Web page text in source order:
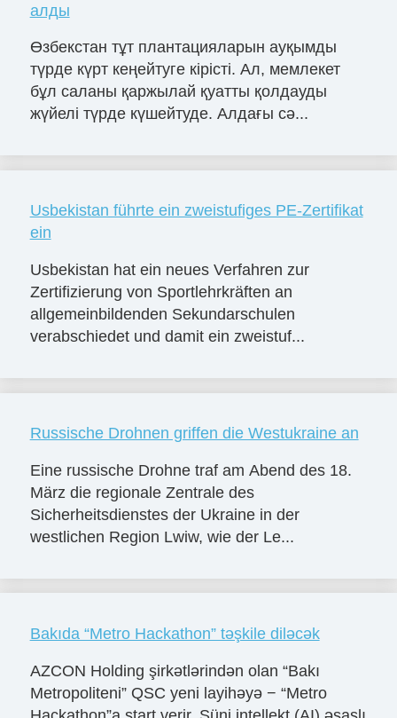
алды
Өзбекстан тұт плантацияларын ауқымды
түрде күрт кеңейтуге кірісті. Ал, мемлекет
бұл саланы қаржылай қуатты қолдауды
жүйелі түрде күшейтуде. Алдағы сә...
Usbekistan führte ein zweistufiges PE-Zertifikat
ein
Usbekistan hat ein neues Verfahren zur
Zertifizierung von Sportlehrkräften an
allgemeinbildenden Sekundarschulen
verabschiedet und damit ein zweistuf...
Russische Drohnen griffen die Westukraine an
Eine russische Drohne traf am Abend des 18.
März die regionale Zentrale des
Sicherheitsdienstes der Ukraine in der
westlichen Region Lwiw, wie der Le...
Bakıda “Metro Hackathon” təşkile diləcək
AZCON Holding şirkətlərindən olan “Bakı
Metropoliteni” QSC yeni layihəyə − “Metro